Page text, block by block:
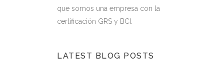
que somos una empresa con la
certificación GRS y BCI.
LATEST BLOG POSTS